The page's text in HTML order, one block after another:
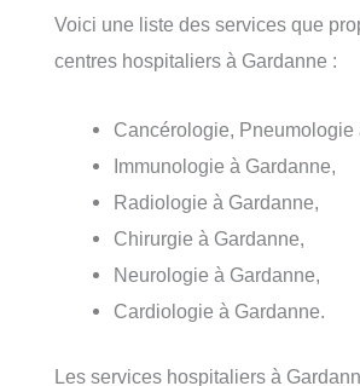
Voici une liste des services que
centres hospitaliers à Gardanne :
Cancérologie, Pneumologie
Immunologie à Gardanne,
Radiologie à Gardanne,
Chirurgie à Gardanne,
Neurologie à Gardanne,
Cardiologie à Gardanne.
Les services hospitaliers à